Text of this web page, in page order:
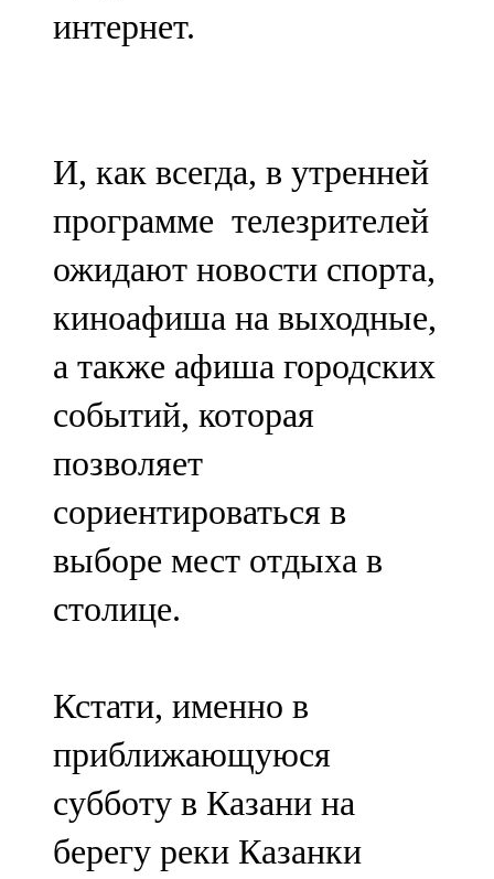
интернет.
И, как всегда, в утренней
программе телезрителей
ожидают новости спорта,
киноафиша на выходные,
а также афиша городских
событий, которая
позволяет
сориентироваться в
выборе мест отдыха в
столице.
Кстати, именно в
приближающуюся
субботу в Казани на
берегу реки Казанки